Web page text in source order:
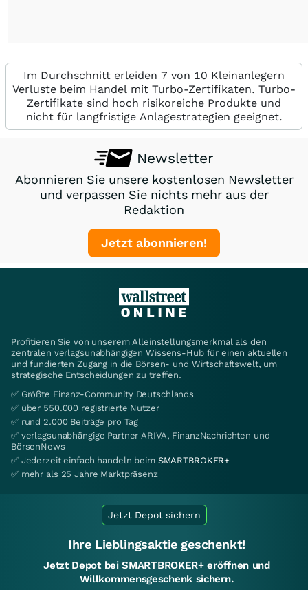
Im Durchschnitt erleiden 7 von 10 Kleinanlegern
Verluste beim Handel mit Turbo-Zertifikaten. Turbo-
Zertifikate sind hoch risikoreiche Produkte und
nicht für langfristige Anlagestrategien geeignet.
Newsletter
Abonnieren Sie unsere kostenlosen Newsletter
und verpassen Sie nichts mehr aus der
Redaktion
Jetzt abonnieren!
Profitieren Sie von unserem Alleinstellungsmerkmal als den
zentralen verlagsunabhängigen Wissens-Hub für einen aktuellen
und fundierten Zugang in die Börsen- und Wirtschaftswelt, um
strategische Entscheidungen zu treffen.
✅ Größte Finanz-Community Deutschlands
✅ über 550.000 registrierte Nutzer
✅ rund 2.000 Beiträge pro Tag
✅ verlagsunabhängige Partner ARIVA, FinanzNachrichten und
BörsenNews
✅ Jederzeit einfach handeln beim SMARTBROKER+
✅ mehr als 25 Jahre Marktpräsenz
Jetzt Depot sichern
Ihre Lieblingsaktie geschenkt!
Jetzt Depot bei SMARTBROKER+ eröffnen und
Willkommensgeschenk sichern.